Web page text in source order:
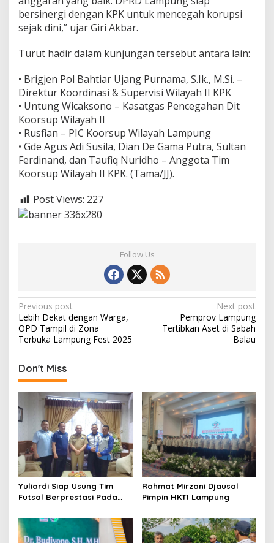
bersinergi dengan KPK untuk mencegah korupsi
sejak dini,” ujar Giri Akbar.
Turut hadir dalam kunjungan tersebut antara lain:
• Brigjen Pol Bahtiar Ujang Purnama, S.Ik., M.Si. –
Direktur Koordinasi & Supervisi Wilayah II KPK
• Untung Wicaksono – Kasatgas Pencegahan Dit
Koorsup Wilayah II
• Rusfian – PIC Koorsup Wilayah Lampung
• Gde Agus Adi Susila, Dian De Gama Putra, Sultan
Ferdinand, dan Taufiq Nuridho – Anggota Tim
Koorsup Wilayah II KPK. (Tama/JJ).
Post Views: 227
Follow Us
P
o
s
t
n
a
v
i
g
a
t
i
o
n
Previous post
Lebih Dekat dengan Warga,
OPD Tampil di Zona
Terbuka Lampung Fest 2025
Next post
Pemprov Lampung
Tertibkan Aset di Sabah
Balau
Don't Miss
Yuliardi Siap Usung Tim
Futsal Berprestasi Pada
Rahmat Mirzani Djausal
Pimpin HKTI Lampung